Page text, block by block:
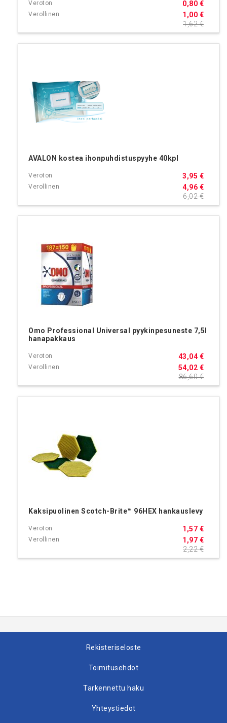
1,00 €
0,80 €
1,62 €
AVALON kostea ihonpuhdistuspyyhe 40kpl
4,96 €
3,95 €
6,02 €
Omo Professional Universal pyykinpesuneste 7,5l
hanapakkaus
54,02 €
43,04 €
86,60 €
Kaksipuolinen Scotch-Brite™ 96HEX hankauslevy
1,97 €
1,57 €
2,22 €
Rekisteriseloste
Toimitusehdot
Tarkennettu haku
Yhteystiedot